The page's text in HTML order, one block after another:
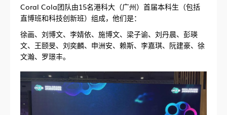
Coral Cola团队由15名港科大（广州）首届本科生（包括
直博班和科技创新班）组成，他们是：
徐画、刘博文、李婧依、施博文、梁子谕、刘丹晨、彭瑛
文、王颐旻、刘奕麟、申洲安、赖斯、李嘉琪、阮建豪、徐
文瀚、罗璟丰。